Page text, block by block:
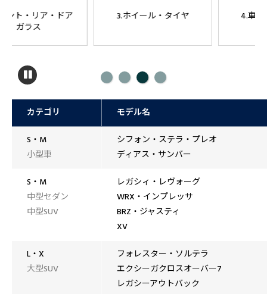
3.ホイール・タイヤ 4.車内クリーニング
カテゴリ モデル名
S・M
小型車
シフォン・ステラ・プレオ
ディアス・サンバー
S・M
中型セダン
中型SUV
レガシィ・レヴォーグ
WRX・インプレッサ
BRZ・ジャスティ
XV
L・X
大型SUV
フォレスター・ソルテラ
エクシーガクロスオーバー7
レガシーアウトバック